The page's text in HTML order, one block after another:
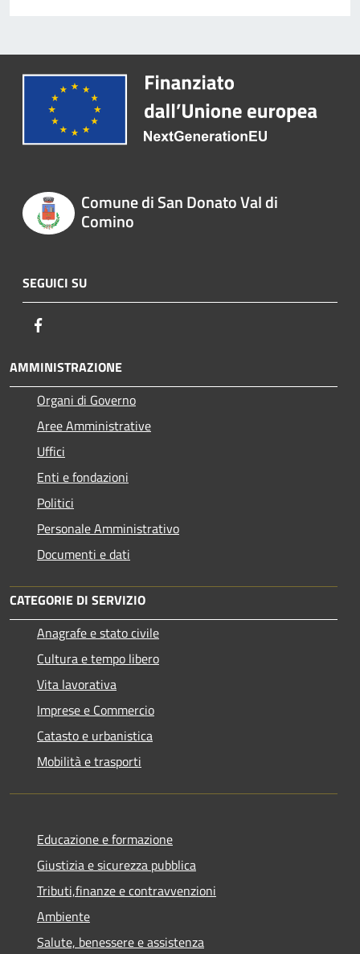
Comune di San Donato Val di
Comino
SEGUICI SU
AMMINISTRAZIONE
Organi di Governo
Aree Amministrative
Uffici
Enti e fondazioni
Politici
Personale Amministrativo
Documenti e dati
CATEGORIE DI SERVIZIO
Anagrafe e stato civile
Cultura e tempo libero
Vita lavorativa
Imprese e Commercio
Catasto e urbanistica
Mobilità e trasporti
Educazione e formazione
Giustizia e sicurezza pubblica
Tributi,finanze e contravvenzioni
Ambiente
Salute, benessere e assistenza